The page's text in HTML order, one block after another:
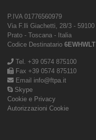
P.IVA 01776560979
Via F.lli Giachetti, 28/3 - 59100
Prato - Toscana - Italia
Codice Destinatario 6EWHWLT
Tel. +39 0574 875100
Fax +39 0574 875110
Email info@ftpa.it
Skype
Cookie e Privacy
Autorizzazioni Cookie